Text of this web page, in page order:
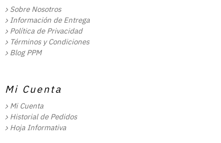
Sobre Nosotros
Información de Entrega
Política de Privacidad
Términos y Condiciones
Blog PPM
Mi Cuenta
Mi Cuenta
Historial de Pedidos
Hoja Informativa